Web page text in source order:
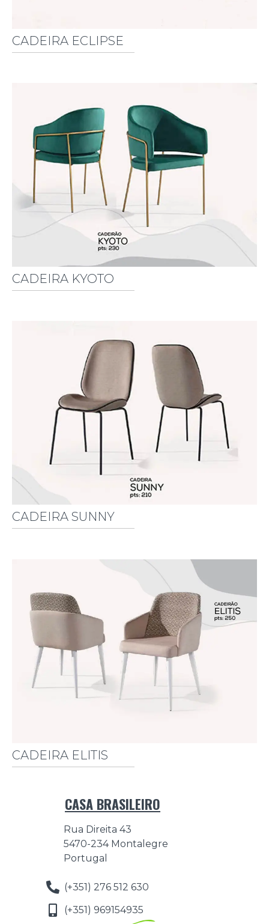
CADEIRA ECLIPSE
CADEIRA KYOTO
CADEIRA SUNNY
CADEIRA ELITIS
CASA BRASILEIRO
Rua Direita 43
5470-234 Montalegre
Portugal
(+351) 276 512 630
(+351) 969154935